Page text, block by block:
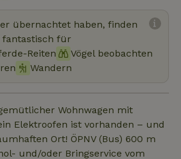
übernachtet haben, finden
fantastisch für
Reiten
Vögel beobachten
Wandern
Wohnwagen mit
Elektroofen ist vorhanden – und
ÖPNV (Bus) 600 m
und/oder Bringservice vom